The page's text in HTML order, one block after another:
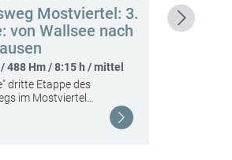
Mostviertel: 3.
von Wallsee nach
488 Hm / 8:15 h / mittel
dritte Etappe des
im Mostviertel…